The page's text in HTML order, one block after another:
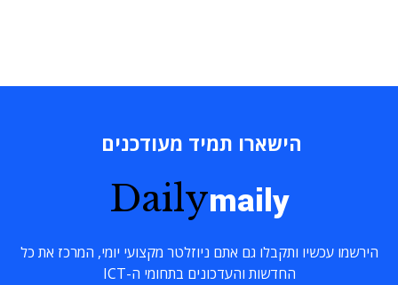
הישארו תמיד מעודכנים
Dailymaily
הירשמו עכשיו ותקבלו גם אתם ניוזלטר מקצועי יומי, המרכז את כל
החדשות והעדכונים בתחומי ה-ICT